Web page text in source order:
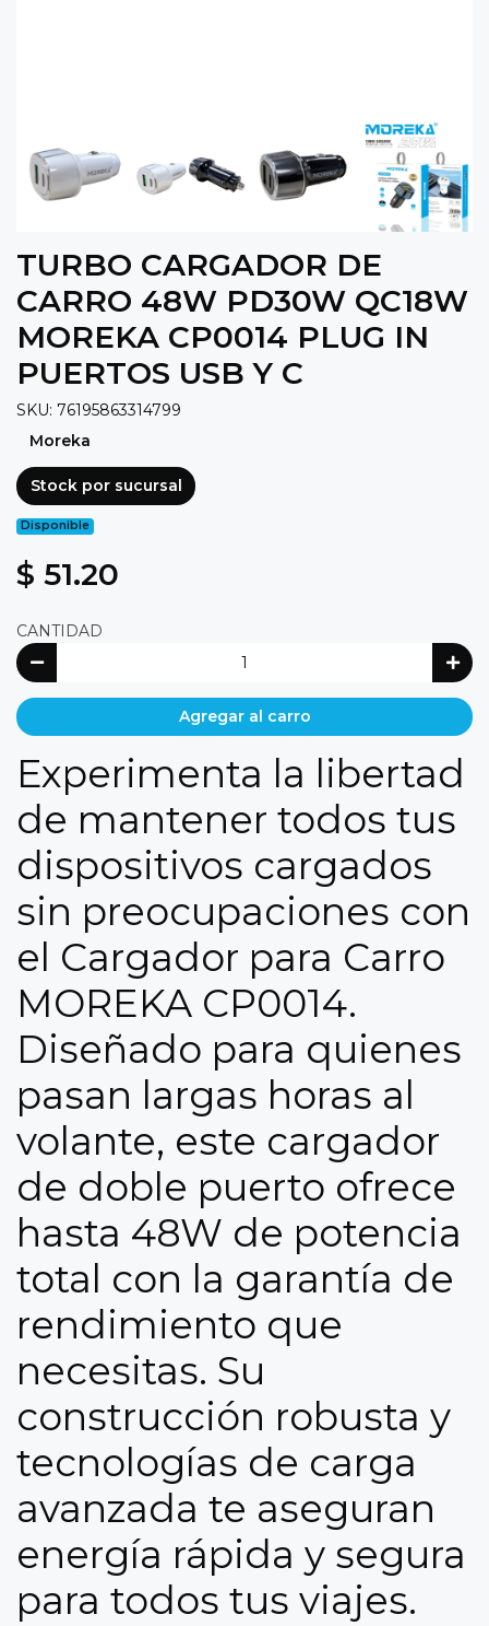
TURBO CARGADOR DE
CARRO 48W PD30W QC18W
MOREKA CP0014 PLUG IN
PUERTOS USB Y C
SKU: 76195863314799
Moreka
Stock por sucursal
Disponible
$ 51.20
CANTIDAD
Agregar al carro
Experimenta la libertad
de mantener todos tus
dispositivos cargados
sin preocupaciones con
el Cargador para Carro
MOREKA CP0014.
Diseñado para quienes
pasan largas horas al
volante, este cargador
de doble puerto ofrece
hasta 48W de potencia
total con la garantía de
rendimiento que
necesitas. Su
construcción robusta y
tecnologías de carga
avanzada te aseguran
energía rápida y segura
para todos tus viajes.